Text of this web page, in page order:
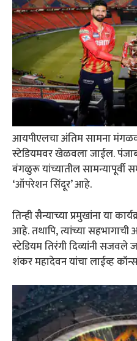
आयपीएलचा अंतिम सामना
स्टेडियमवर खेळवला जाईल.
बंगळुरू यांच्यातील सामन्यापूर्वी
‘ऑपरेशन सिंदूर’ आहे.
तिन्ही सैन्याच्या प्रमुखांना या
आहे. तथापि, त्यांच्या सहभागाची
स्टेडियम तिरंगी दिव्यांनी
शंकर महादेवन यांचा लाईव्ह